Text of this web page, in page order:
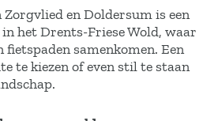
Zorgvlied en Doldersum is een
het Drents-Friese Wold, waar
fietspaden samenkomen. Een
te kiezen of even stil te staan